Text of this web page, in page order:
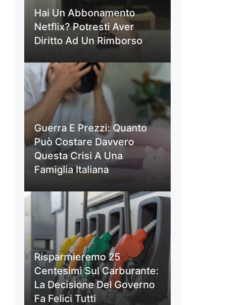
Hai Un Abbonamento
Netflix? Potresti Aver
Diritto Ad Un Rimborso
Guerra E Prezzi: Quanto
Può Costare Davvero
Questa Crisi A Una
Famiglia Italiana
Risparmieremo 25
Centesimi Sul Carburante:
La Decisione Del Governo
Fa Felici Tutti